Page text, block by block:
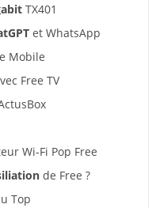
TX401
et WhatsApp
Mobile
Free TV
Wi-Fi Pop Free
de Free ?
Top